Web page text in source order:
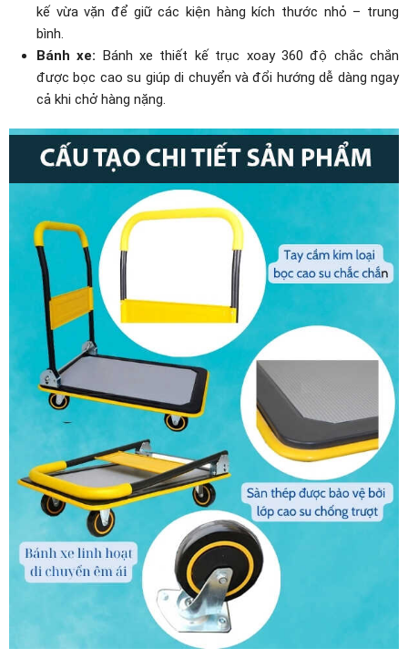
kế vừa vặn để giữ các kiện hàng kích thước nhỏ – trung
bình.
Bánh xe: Bánh xe thiết kế trục xoay 360 độ chắc chắn
được bọc cao su giúp di chuyển và đổi hướng dễ dàng ngay
cả khi chở hàng nặng.